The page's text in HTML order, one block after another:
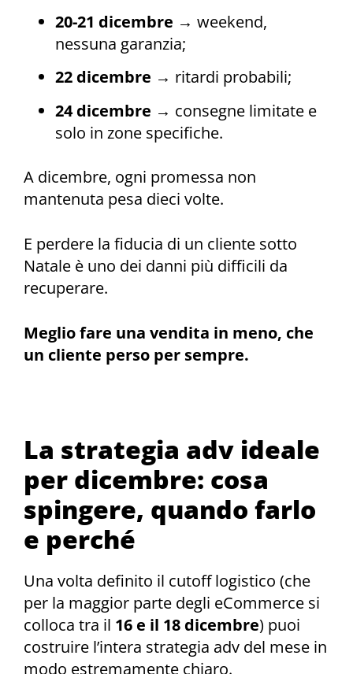
20-21 dicembre → weekend,
nessuna garanzia;
22 dicembre → ritardi probabili;
24 dicembre → consegne limitate e
solo in zone specifiche.
A dicembre, ogni promessa non
mantenuta pesa dieci volte.
E perdere la fiducia di un cliente sotto
Natale è uno dei danni più difficili da
recuperare.
Meglio fare una vendita in meno, che
un cliente perso per sempre.
La strategia adv ideale
per dicembre: cosa
spingere, quando farlo
e perché
Una volta definito il cutoff logistico (che
per la maggior parte degli eCommerce si
colloca tra il 16 e il 18 dicembre) puoi
costruire l’intera strategia adv del mese in
modo estremamente chiaro.